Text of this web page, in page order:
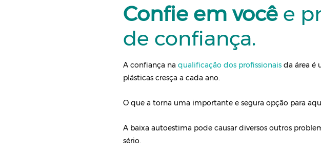
Confie em você e
de confiança.
A confiança naqualificação dos profissionais da área é
plásticas cresça a cada ano.
O que a torna uma importante e segura opção para
A baixa autoestima pode causar diversos outros
sério.